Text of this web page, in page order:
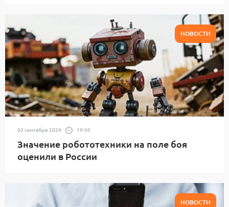
НОВОСТИ
02 сентября 2024 19:00
Значение робототехники на поле боя
оценили в России
НОВОСТИ